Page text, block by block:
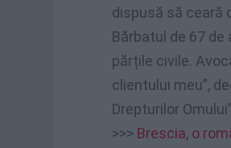
dispusă să ceară
Bărbatul de 67
părțile civile.
clientului meu”,
Drepturilor
>>> Brescia, o